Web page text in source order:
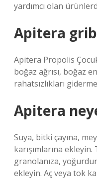
yardımcı olan
Apitera
Apitera Propolis
boğaz ağrısı, boğaz
rahatsızlıkları
Apitera
Suya, bitki çayına,
karışımlarına
granolanıza,
ekleyin. Aç veya tok